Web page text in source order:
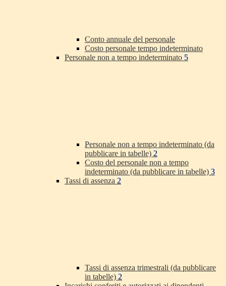
Conto annuale del personale
Costo personale tempo indeterminato
Personale non a tempo indeterminato 5
Personale non a tempo indeterminato (da
pubblicare in tabelle) 2
Costo del personale non a tempo
indeterminato (da pubblicare in tabelle) 3
Tassi di assenza 2
Tassi di assenza trimestrali (da pubblicare
in tabelle) 2